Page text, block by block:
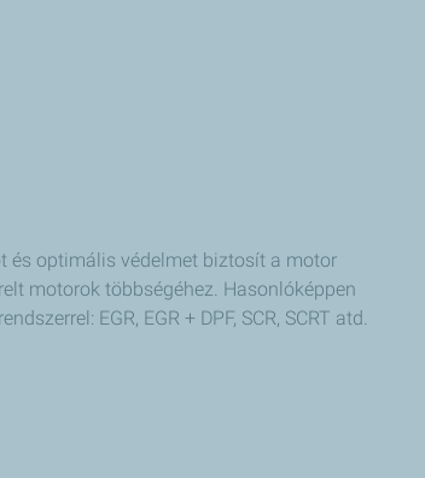
és optimális védelmet biztosít a motor
motorok többségéhez. Hasonlóképpen
EGR, EGR + DPF, SCR, SCRT atd.